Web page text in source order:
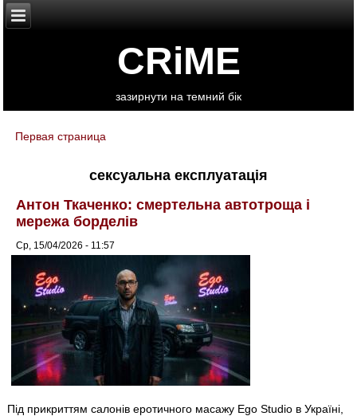
CRiME
зазирнути на темний бік
You are here
Первая страница
сексуальна експлуатація
Антон Ткаченко: смертельна автотроща і
мережа борделів
Ср, 15/04/2026 - 11:57
Під прикриттям салонів еротичного масажу Ego Studio в Україні,